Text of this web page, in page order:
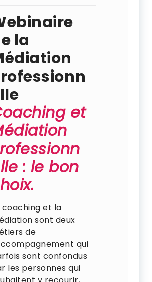
la
et
: le bon
coaching et la
sont deux
de
qui
sont confondus
les personnes qui